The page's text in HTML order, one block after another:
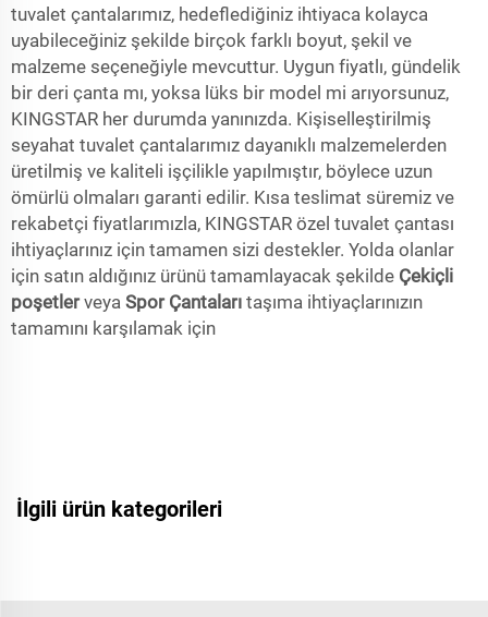
tuvalet çantalarımız, hedeflediğiniz ihtiyaca kolayca
uyabileceğiniz şekilde birçok farklı boyut, şekil ve
malzeme seçeneğiyle mevcuttur. Uygun fiyatlı, gündelik
bir deri çanta mı, yoksa lüks bir model mi arıyorsunuz,
KINGSTAR her durumda yanınızda. Kişiselleştirilmiş
seyahat tuvalet çantalarımız dayanıklı malzemelerden
üretilmiş ve kaliteli işçilikle yapılmıştır, böylece uzun
ömürlü olmaları garanti edilir. Kısa teslimat süremiz ve
rekabetçi fiyatlarımızla, KINGSTAR özel tuvalet çantası
ihtiyaçlarınız için tamamen sizi destekler. Yolda olanlar
için satın aldığınız ürünü tamamlayacak şekilde Çekiçli
poşetlerveya Spor Çantaları taşıma ihtiyaçlarınızın
tamamını karşılamak için
İlgili ürün kategorileri